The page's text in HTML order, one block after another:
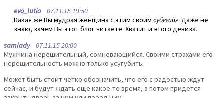
evo_lutio07.11.15 19:50
Какая же Вы мудрая женщина с этим своим «убегай». Даже не
знаю, зачем Вы этот блог читаете. Хватит и этого девиза.
samlady07.11.15 20:00
Мужчина нерешительный, сомневающийся. Своими страхами его
нерешительность можно только усугубить.
Может быть стоит четко обозначить, что его с радостью ждут
сейчас, и будут ждать еще какое-то время, а потом придется